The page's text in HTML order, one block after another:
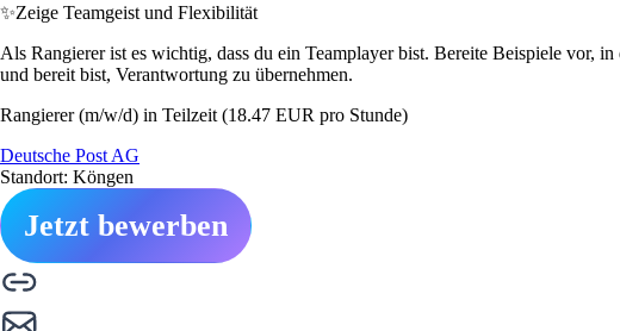
✨Zeige Teamgeist und Flexibilität
Als Rangierer ist es wichtig, dass du ein Teamplayer bist. Bereite Beispiele vor,
und bereit bist, Verantwortung zu übernehmen.
Rangierer (m/w/d) in Teilzeit (18.47 EUR pro Stunde)
Deutsche Post AG
Standort: Köngen
Jetzt bewerben